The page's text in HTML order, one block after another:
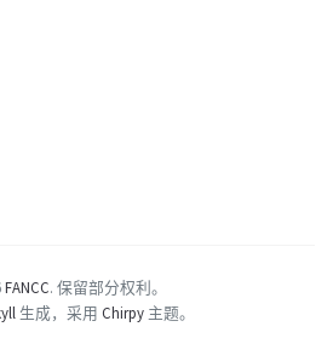
FANCC. 保留部分权利。
生成，采用 Chirpy 主题。